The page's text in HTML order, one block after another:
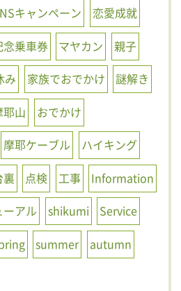
キャンペーン
恋愛成就
念乗車券 マヤカン
親子
み 家族でおでかけ
謎解き
耶山
おでかけ
摩耶ケーブル
ハイキング
裏 点検 工事
Information
ーアル shikumi
Service
summer
autumn